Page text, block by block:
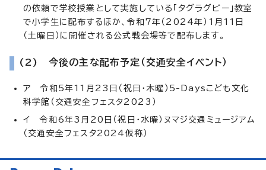
の依頼で学校授業として実施している「タグラグビー」教室
で小学生に配布するほか、令和7年（2024年）1月11日
（土曜日）に開催される公式戦会場等で配布します。
(2) 今後の主な配布予定（交通安全イベント）
ア 令和5年11月23日（祝日・木曜）5-Daysこども文化
科学館（交通安全フェスタ2023）
イ 令和6年3月20日（祝日・水曜）ヌマジ交通ミュージアム
（交通安全フェスタ2024仮称）